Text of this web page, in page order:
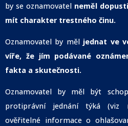
by se oznamovatel neměl
mít charakter trestného činu.
Oznamovatel by měl jednat ve
víře, že jím podávané
fakta a skutečnosti.
Oznamovatel by měl být
protiprávní jednání týká (viz
ověřitelné informace o